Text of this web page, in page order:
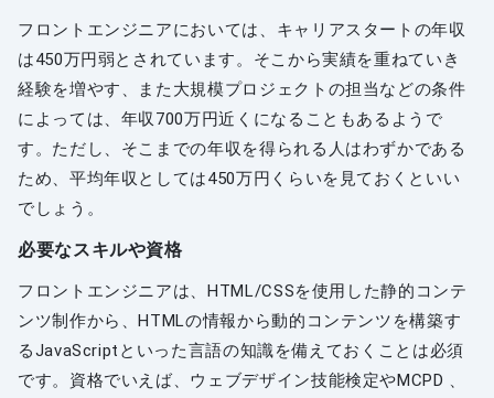
フロントエンジニアにおいては、キャリアスタートの年収
は450万円弱とされています。そこから実績を重ねていき
経験を増やす、また大規模プロジェクトの担当などの条件
によっては、年収700万円近くになることもあるようで
す。ただし、そこまでの年収を得られる人はわずかである
ため、平均年収としては450万円くらいを見ておくといい
でしょう。
必要なスキルや資格
フロントエンジニアは、HTML/CSSを使用した静的コンテ
ンツ制作から、HTMLの情報から動的コンテンツを構築す
るJavaScriptといった言語の知識を備えておくことは必須
です。資格でいえば、ウェブデザイン技能検定やMCPD 、